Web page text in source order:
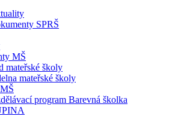
SPRŠ
MŠ
mateřské školy
mateřské školy
program Barevná školka